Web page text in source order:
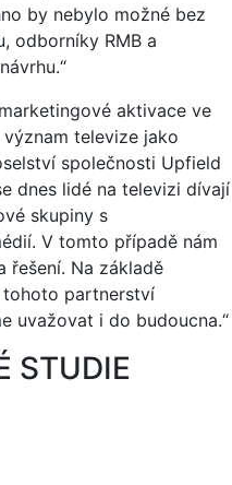
by nebylo možné bez
odborníky RMB a
aktivace ve
televize jako
společnosti Upfield
dnes lidé na televizi dívají
skupiny s
V tomto případě nám
řešení. Na základě
tohoto partnerství
uvažovat i do budoucna.“
STUDIE